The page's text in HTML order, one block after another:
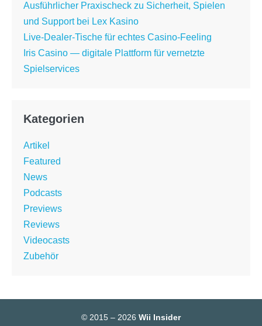
Ausführlicher Praxischeck zu Sicherheit, Spielen
und Support bei Lex Kasino
Live-Dealer-Tische für echtes Casino-Feeling
Iris Casino — digitale Plattform für vernetzte
Spielservices
Kategorien
Artikel
Featured
News
Podcasts
Previews
Reviews
Videocasts
Zubehör
© 2015 – 2026 Wii Insider